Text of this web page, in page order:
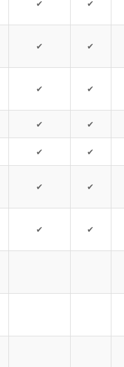
✔ ✔
✔ ✔
✔ ✔
✔ ✔
✔ ✔
✔ ✔
✔ ✔